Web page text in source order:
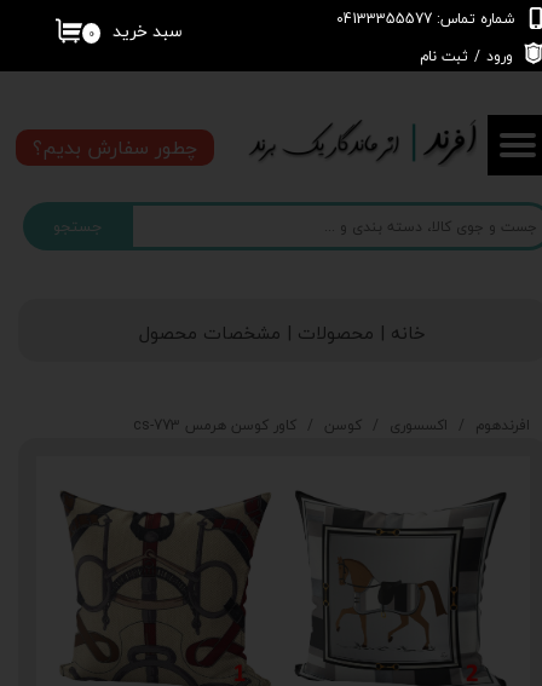
جستجو
شماره تماس: 04133355577
۰ سبد خرید
ورود / ثبت نام
حساب کاربری من
تغییر گذر واژه
سفارشات
خروج از حساب کاربری
چطور سفارش بدیم؟
خانه | محصولات | مشخصات محصول
افرندهوم اکسسوری کوسن کاور کوسن هرمس cs-773